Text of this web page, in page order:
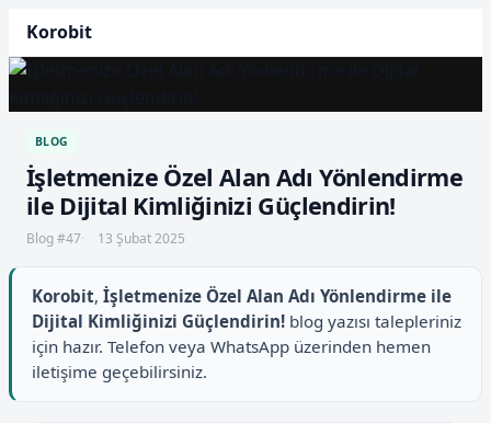
Korobit
BLOG
İşletmenize Özel Alan Adı Yönlendirme
ile Dijital Kimliğinizi Güçlendirin!
Blog #47 13 Şubat 2025
Korobit, İşletmenize Özel Alan Adı Yönlendirme ile
Dijital Kimliğinizi Güçlendirin!blog yazısı talepleriniz
için hazır. Telefon veya WhatsApp üzerinden hemen
iletişime geçebilirsiniz.